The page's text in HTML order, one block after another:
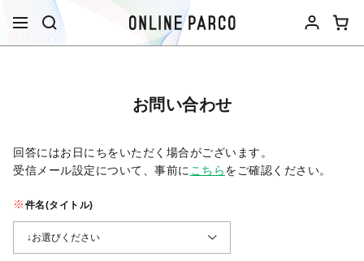
お問い合わせ
回答にはお日にちをいただく場合がございます。
受信メール設定について、事前に こちらをご確認ください。​
件名(タイトル)